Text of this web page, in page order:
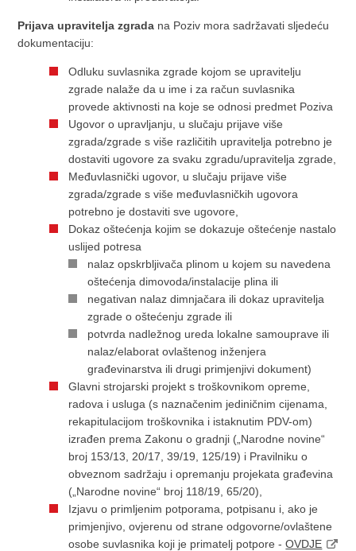
Prijava upravitelja zgrada na Poziv mora sadržavati sljedeću
dokumentaciju:
Odluku suvlasnika zgrade kojom se upravitelju
zgrade nalaže da u ime i za račun suvlasnika
provede aktivnosti na koje se odnosi predmet Poziva
Ugovor o upravljanju, u slučaju prijave više
zgrada/zgrade s više različitih upravitelja potrebno je
dostaviti ugovore za svaku zgradu/upravitelja zgrade,
Međuvlasnički ugovor, u slučaju prijave više
zgrada/zgrade s više međuvlasničkih ugovora
potrebno je dostaviti sve ugovore,
Dokaz oštećenja kojim se dokazuje oštećenje nastalo
uslijed potresa
nalaz opskrbljivača plinom u kojem su navedena
oštećenja dimovoda/instalacije plina ili
negativan nalaz dimnjačara ili dokaz upravitelja
zgrade o oštećenju zgrade ili
potvrda nadležnog ureda lokalne samouprave ili
nalaz/elaborat ovlaštenog inženjera
građevinarstva ili drugi primjenjivi dokument)
Glavni strojarski projekt s troškovnikom opreme,
radova i usluga (s naznačenim jediničnim cijenama,
rekapitulacijom troškovnika i istaknutim PDV-om)
izrađen prema Zakonu o gradnji („Narodne novine“
broj 153/13, 20/17, 39/19, 125/19) i Pravilniku o
obveznom sadržaju i opremanju projekata građevina
(„Narodne novine“ broj 118/19, 65/20),
Izjavu o primljenim potporama, potpisanu i, ako je
primjenjivo, ovjerenu od strane odgovorne/ovlaštene
osobe suvlasnika koji je primatelj potpore -OVDJE